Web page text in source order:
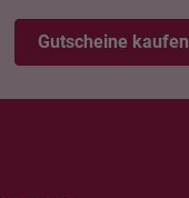
Gutscheine kaufen